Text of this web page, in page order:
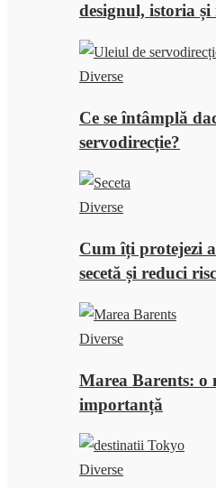
designul, istoria și
Diverse
Ce se întâmplă
servodirecție?
Diverse
Cum îți protejezi
secetă și reduci
Diverse
Marea Barents: o
importanță
Diverse